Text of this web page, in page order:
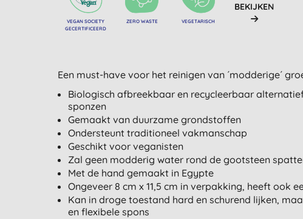
VEGAN SOCIETY
GECERTIFICEERD
ZERO WASTE VEGETARISCH
BEKIJKEN
Een must-have voor het reinigen van ´modderige´
Biologisch afbreekbaar en recycleerbaar
sponzen
Gemaakt van duurzame grondstoffen
Ondersteunt traditioneel vakmanschap
Geschikt voor veganisten
Zal geen modderig water rond de gootsteen
Met de hand gemaakt in Egypte
Ongeveer 8 cm x 11,5 cm in verpakking, heeft ook
Kan in droge toestand hard en schurend lijken,
en flexibele spons